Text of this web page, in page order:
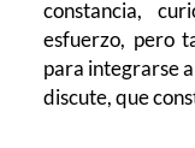
constancia,
esfuerzo, pero
para integrarse
discute, que